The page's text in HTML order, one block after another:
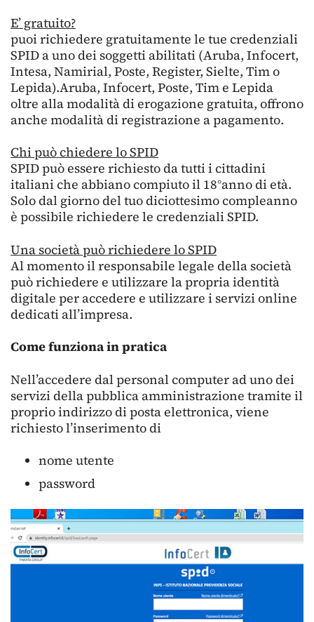
E’ gratuito?
puoi richiedere gratuitamente le tue credenziali
SPID a uno dei soggetti abilitati (Aruba, Infocert,
Intesa, Namirial, Poste, Register, Sielte, Tim o
Lepida).Aruba, Infocert, Poste, Tim e Lepida
oltre alla modalità di erogazione gratuita, offrono
anche modalità di registrazione a pagamento.
Chi può chiedere lo SPID
SPID può essere richiesto da tutti i cittadini
italiani che abbiano compiuto il 18°anno di età.
Solo dal giorno del tuo diciottesimo compleanno
è possibile richiedere le credenziali SPID.
Una società può richiedere lo SPID
Al momento il responsabile legale della società
può richiedere e utilizzare la propria identità
digitale per accedere e utilizzare i servizi online
dedicati all’impresa.
Come funziona in pratica
Nell’accedere dal personal computer ad uno dei
servizi della pubblica amministrazione tramite il
proprio indirizzo di posta elettronica, viene
richiesto l’inserimento di
nome utente
password